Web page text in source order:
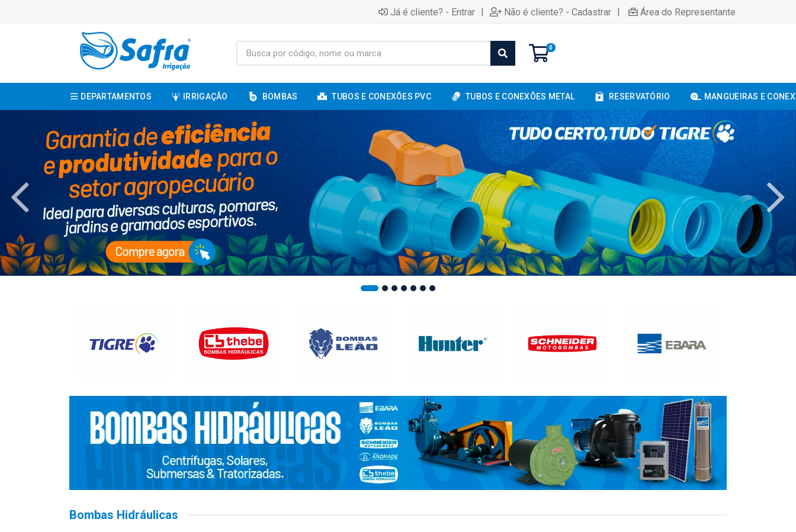
Já é cliente? - Entrar | Não é cliente? - Cadastrar | Área do Representante
0
DEPARTAMENTOS IRRIGAÇÃO BOMBAS TUBOS E CONEXÕES PVC TUBOS E CONEXÕES METAL RESERVATÓRIO MANGUEIRAS E
Bombas Hidráulicas